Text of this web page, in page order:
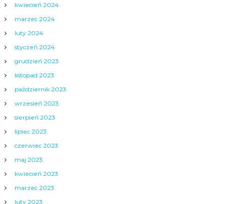
kwiecień 2024
marzec 2024
luty 2024
styczeń 2024
grudzień 2023
listopad 2023
październik 2023
wrzesień 2023
sierpień 2023
lipiec 2023
czerwiec 2023
maj 2023
kwiecień 2023
marzec 2023
luty 2023